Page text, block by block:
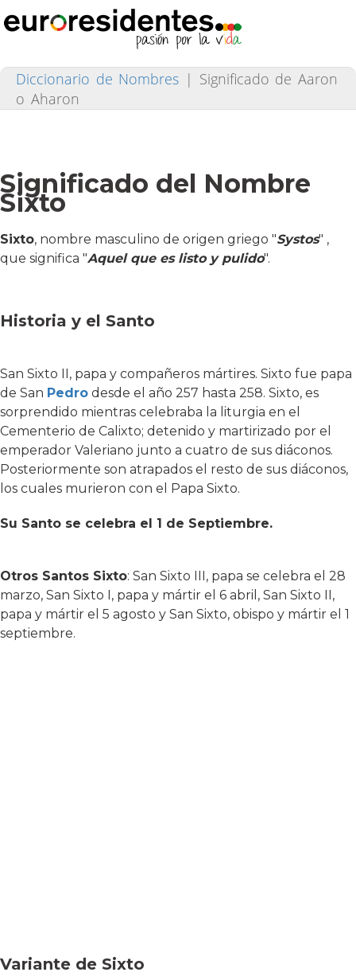
Diccionario de Nombres | Significado de Aaron
o Aharon
Significado del Nombre
Sixto
Sixto, nombre masculino de origen griego "Systos" ,
que significa "Aquel que es listo y pulido".
Historia y el Santo
San Sixto II, papa y compañeros mártires. Sixto fue papa
de San Pedro desde el año 257 hasta 258. Sixto, es
sorprendido mientras celebraba la liturgia en el
Cementerio de Calixto; detenido y martirizado por el
emperador Valeriano junto a cuatro de sus diáconos.
Posteriormente son atrapados el resto de sus diáconos,
los cuales murieron con el Papa Sixto.
Su Santo se celebra el 1 de Septiembre.
Otros Santos Sixto: San Sixto III, papa se celebra el 28
marzo, San Sixto I, papa y mártir el 6 abril, San Sixto II,
papa y mártir el 5 agosto y San Sixto, obispo y mártir el 1
septiembre.
Variante de Sixto